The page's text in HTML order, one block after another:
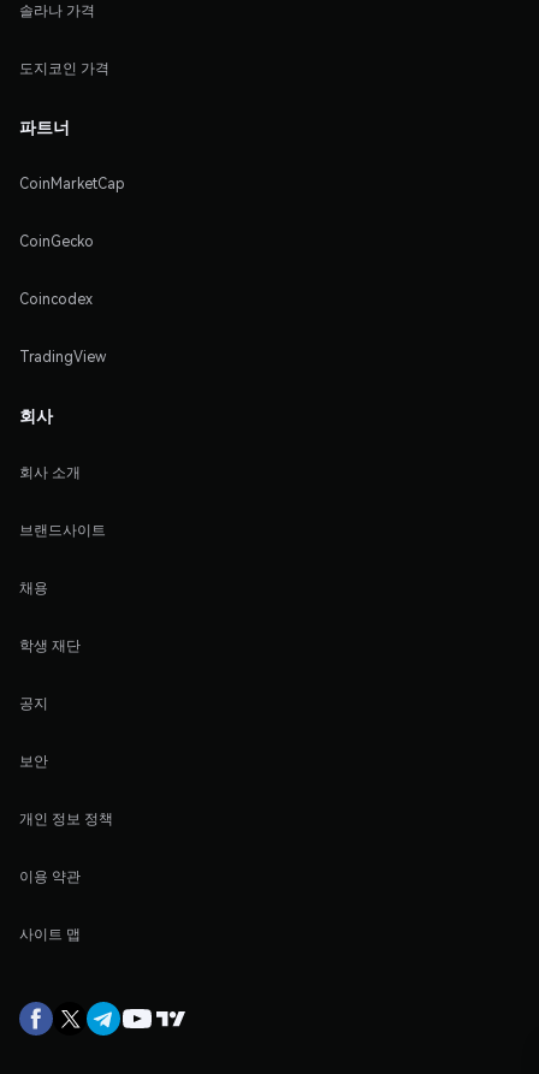
솔라나 가격
도지코인 가격
파트너
CoinMarketCap
CoinGecko
Coincodex
TradingView
회사
회사 소개
브랜드사이트
채용
학생 재단
공지
보안
개인 정보 정책
이용 약관
사이트 맵